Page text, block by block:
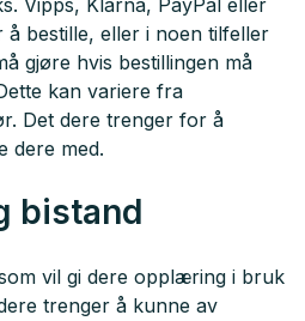
Vipps, Klarna, PayPal eller
å bestille, eller i noen tilfeller
gjøre hvis bestillingen må
kan variere fra
Det dere trenger for å
dere med.
bistand
vil gi dere opplæring i bruk
trenger å kunne av